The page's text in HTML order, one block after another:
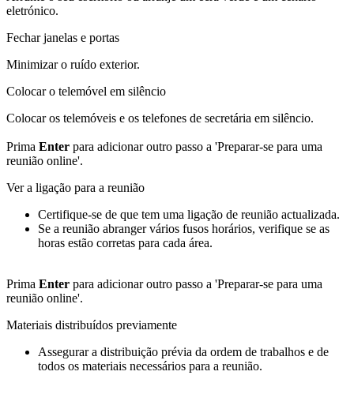
eletrónico.
Fechar janelas e portas
Minimizar o ruído exterior.
Colocar o telemóvel em silêncio
Colocar os telemóveis e os telefones de secretária em silêncio.
Prima Enter para adicionar outro passo a 'Preparar-se para uma
reunião online'.
Ver a ligação para a reunião
Certifique-se de que tem uma ligação de reunião actualizada.
Se a reunião abranger vários fusos horários, verifique se as
horas estão corretas para cada área.
Prima Enter para adicionar outro passo a 'Preparar-se para uma
reunião online'.
Materiais distribuídos previamente
Assegurar a distribuição prévia da ordem de trabalhos e de
todos os materiais necessários para a reunião.